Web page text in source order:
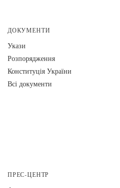
ДОКУМЕНТИ
Укази
Розпорядження
Конституція України
Всі документи
ПРЕС-ЦЕНТР